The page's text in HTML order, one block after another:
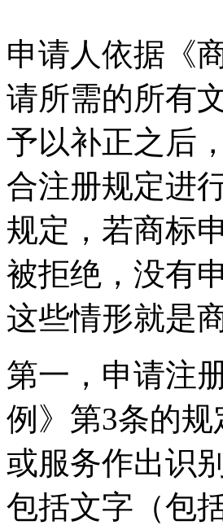
申请人依据《
请所需的所有
予以补正之后
合注册规定进
规定，若商标
被拒绝，没有
这些情形就是
第一，申请注
例》第3条的
或服务作出识
包括文字（包